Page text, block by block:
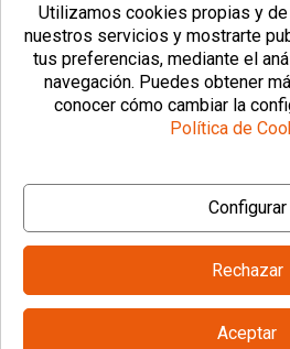
© Copyright 2026
Política de Privacidad| Política de
Condiciones
Utilizamos cookies propias y
nuestros servicios y mostrarte
tus preferencias, mediante el
navegación. Puedes obtener
conocer cómo cambiar la
Política de
Configurar
Rechazar
Aceptar